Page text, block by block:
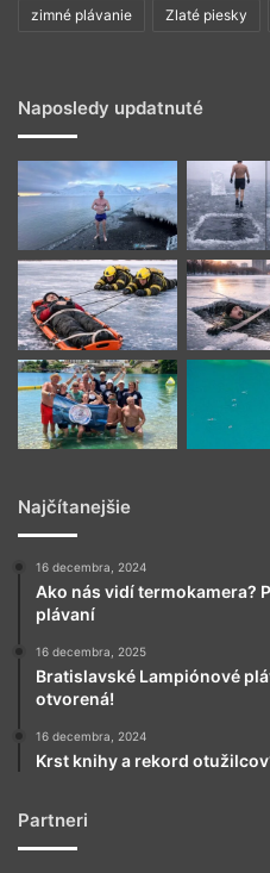
zimné plávanie Zlaté piesky
Naposledy updatnuté
Najčítanejšie
16 decembra, 2024
Ako nás vidí termokamera?
plávaní
16 decembra, 2025
Bratislavské Lampiónové
otvorená!
16 decembra, 2024
Krst knihy a rekord
Partneri